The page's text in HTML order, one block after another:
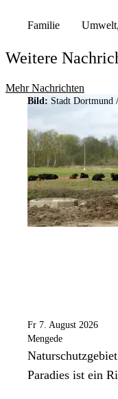
Familie
Weitere
Mehr Nachrichten
Bild: Stadt Dortmund
Fr 7. August 2026
Mengede
Paradies ist ein